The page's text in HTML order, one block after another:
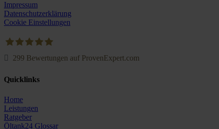
Impressum
Datenschutzerklärung
Cookie Einstellungen
299 Bewertungen auf ProvenExpert.com
Quicklinks
Home
Leistungen
Ratgeber
Öltank24 Glossar